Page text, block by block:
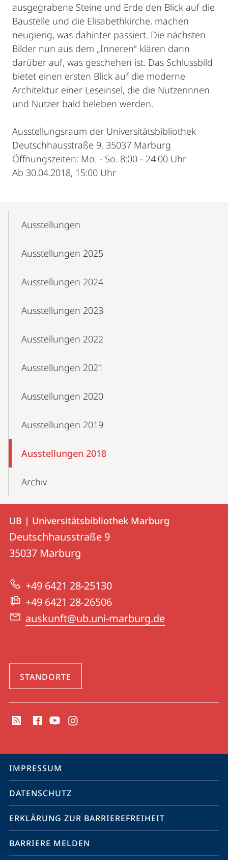
ausgegrabene Steine und Erde den Blick auf die
Baustelle und die Elisabethkirche, machen
neugierig, was dahinter passiert. Die nächsten
Bilder nun aus dem „Inneren“ klären dann
darüber auf, was geschehen ist. Das Schlussbild
bietet einen ersten Blick auf die moderne
Architektur einer Leseinsel, die die Nutzerinnen
und Nutzer bald beleben werden.
Ausstellungsraum der Universitätsbibliothek
Deutschhausstraße 9, 35037 Marburg
Öffnungszeiten: Mo. - So. 8:00 - 24:00 Uhr
Ab 30.04.2018, 15:00 Uhr
NavigationAusstellungen
Ausstellungen 2025
Ausstellungen 2024
Ausstellungen 2023
Ausstellungen 2022
Ausstellungen 2021
Ausstellungen 2020
Ausstellungen 2019
Ausstellungen 2018
Archiv
Kontakt
und
Informationen
zur
Website
UB
|
Universitätsbibliothek
Marburg
UB | Universitätsbibliothek Marburg
Deutschhausstraße 9
35037 Marburg
+49 6421 28-25130
+49 6421 28-26506
auskunft@ub.uni-marburg.de
STANDORTE
Media
Service-
Navigation
IMPRESSUM
DATENSCHUTZ
ERKLÄRUNG ZUR BARRIEREFREIHEIT
BARRIERE MELDEN